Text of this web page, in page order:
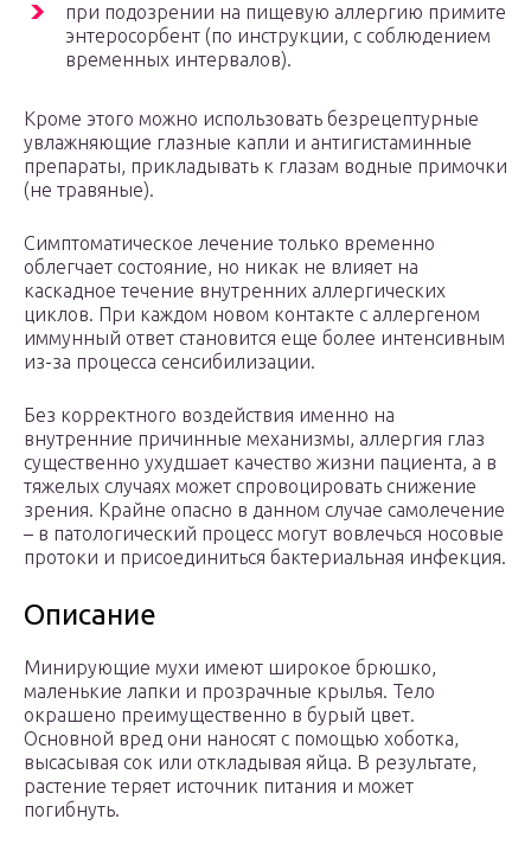
при подозрении на пищевую аллергию примите
энтеросорбент (по инструкции, с соблюдением
временных интервалов).
Кроме этого можно использовать безрецептурные
увлажняющие глазные капли и антигистаминные
препараты, прикладывать к глазам водные примочки
(не травяные).
Симптоматическое лечение только временно
облегчает состояние, но никак не влияет на
каскадное течение внутренних аллергических
циклов. При каждом новом контакте с аллергеном
иммунный ответ становится еще более интенсивным
из-за процесса сенсибилизации.
Без корректного воздействия именно на
внутренние причинные механизмы, аллергия глаз
существенно ухудшает качество жизни пациента, а в
тяжелых случаях может спровоцировать снижение
зрения. Крайне опасно в данном случае самолечение
– в патологический процесс могут вовлечься носовые
протоки и присоединиться бактериальная инфекция.
Описание
Минирующие мухи имеют широкое брюшко,
маленькие лапки и прозрачные крылья. Тело
окрашено преимущественно в бурый цвет.
Основной вред они наносят с помощью хоботка,
высасывая сок или откладывая яйца. В результате,
растение теряет источник питания и может
погибнуть.